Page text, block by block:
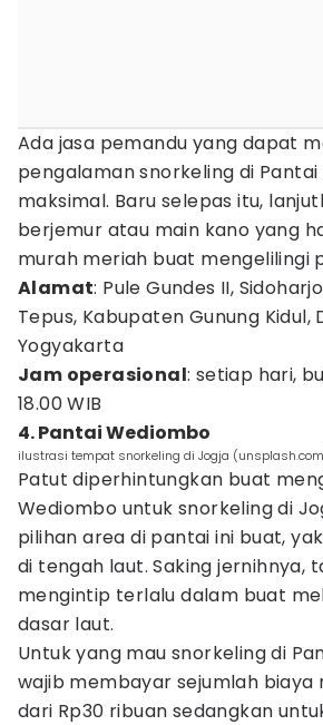
Ada jasa pemandu yang dapat
pengalaman snorkeling di
maksimal. Baru selepas itu,
berjemur atau main kano yang
murah meriah buat mengelilingi
Alamat: Pule Gundes II,
Tepus, Kabupaten Gunung
Yogyakarta
Jam operasional: setiap hari,
18.00 WIB
4. Pantai Wediombo
ilustrasi tempat snorkeling di Jogja
Patut diperhintungkan buat
Wediombo untuk snorkeling di
pilihan area di pantai ini buat,
di tengah laut. Saking jernihnya,
mengintip terlalu dalam buat
dasar laut.
Untuk yang mau snorkeling di
wajib membayar sejumlah biaya
dari Rp30 ribuan sedangkan